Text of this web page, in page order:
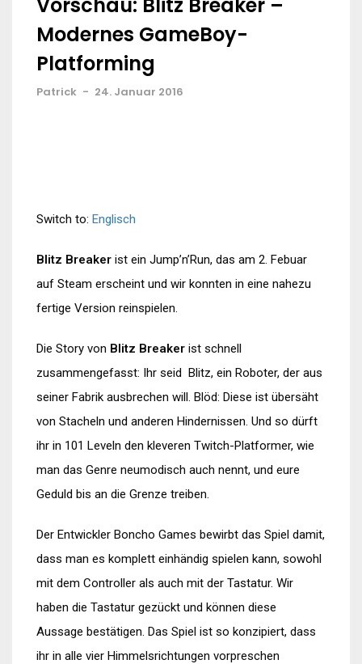
Modernes GameBoy-
Platforming
Patrick - 24. Januar 2016
Switch to: Englisch
Blitz Breaker ist ein Jump’n’Run, das am 2. Febuar
auf Steam erscheint und wir konnten in eine nahezu
fertige Version reinspielen.
Die Story von Blitz Breaker ist schnell
zusammengefasst: Ihr seid Blitz, ein Roboter, der aus
seiner Fabrik ausbrechen will. Blöd: Diese ist übersäht
von Stacheln und anderen Hindernissen. Und so dürft
ihr in 101 Leveln den kleveren Twitch-Platformer, wie
man das Genre neumodisch auch nennt, und eure
Geduld bis an die Grenze treiben.
Der Entwickler Boncho Games bewirbt das Spiel damit,
dass man es komplett einhändig spielen kann, sowohl
mit dem Controller als auch mit der Tastatur. Wir
haben die Tastatur gezückt und können diese
Aussage bestätigen. Das Spiel ist so konzipiert, dass
ihr in alle vier Himmelsrichtungen vorpreschen